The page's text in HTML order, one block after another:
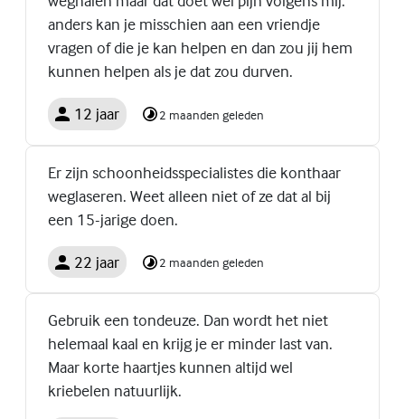
anders kan je misschien aan een vriendje
vragen of die je kan helpen en dan zou jij hem
kunnen helpen als je dat zou durven.
12 jaar 2 maanden geleden
Er zijn schoonheidsspecialistes die konthaar
weglaseren. Weet alleen niet of ze dat al bij
een 15-jarige doen.
22 jaar 2 maanden geleden
Gebruik een tondeuze. Dan wordt het niet
helemaal kaal en krijg je er minder last van.
Maar korte haartjes kunnen altijd wel
kriebelen natuurlijk.